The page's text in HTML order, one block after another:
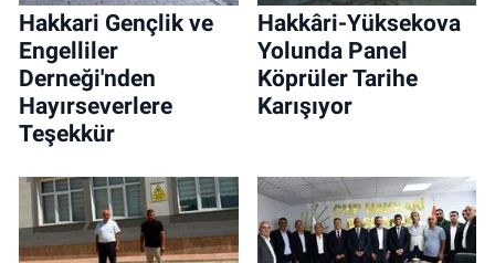
Hakkari Gençlik ve
Engelliler
Derneği'nden
Hayırseverlere
Teşekkür
Hakkâri-Yüksekova
Yolunda Panel
Köprüler Tarihe
Karışıyor